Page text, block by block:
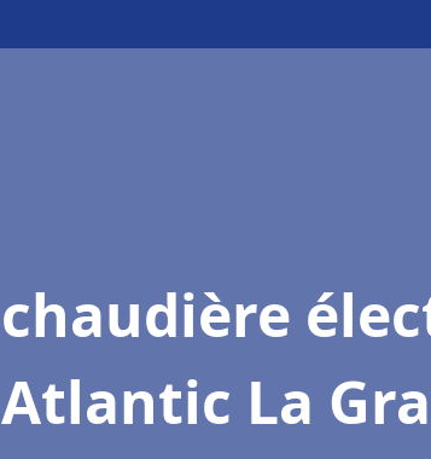
chaudière
Atlantic La